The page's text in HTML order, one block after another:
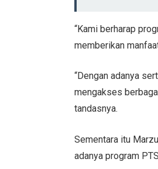
“Kami berharap
memberikan
“Dengan adanya
mengakses
tandasnya.
Sementara itu
adanya program